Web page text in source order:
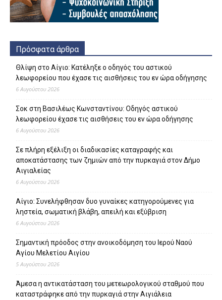
Πρόσφατα άρθρα
Θλίψη στο Αίγιο: Κατέληξε ο οδηγός του αστικού
λεωφορείου που έχασε τις αισθήσεις του εν ώρα οδήγησης
6 Αυγούστου 2026
Σοκ στη Βασιλέως Κωνσταντίνου: Οδηγός αστικού
λεωφορείου έχασε τις αισθήσεις του εν ώρα οδήγησης
6 Αυγούστου 2026
Σε πλήρη εξέλιξη οι διαδικασίες καταγραφής και
αποκατάστασης των ζημιών από την πυρκαγιά στον Δήμο
Αιγιαλείας
6 Αυγούστου 2026
Αίγιο: Συνελήφθησαν δυο γυναίκες κατηγορούμενες για
ληστεία, σωματική βλάβη, απειλή και εξύβριση
6 Αυγούστου 2026
Σημαντική πρόοδος στην ανοικοδόμηση του Ιερού Ναού
Αγίου Μελετίου Αιγίου
5 Αυγούστου 2026
Άμεσα η αντικατάσταση του μετεωρολογικού σταθμού που
καταστράφηκε από την πυρκαγιά στην Αιγιάλεια